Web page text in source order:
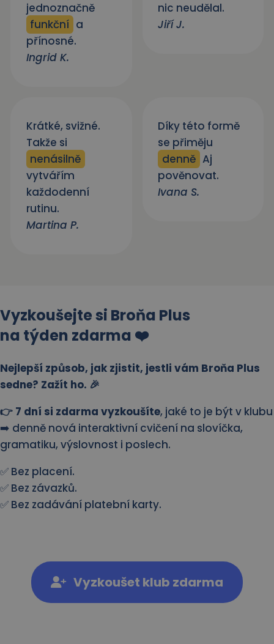
jednoznačně
funkční a
přínosné.
Ingrid K.
nic neudělal.
Jiří J.
Krátké, svižné.
Takže si
nenásilně
vytvářím
každodenní
rutinu.
Martina P.
Díky této formě
se přiměju
denně Aj
pověnovat.
Ivana S.
Vyzkoušejte si Broňa Plus
na týden zdarma ❤️
Nejlepší způsob, jak zjistit, jestli vám Broňa Plus
sedne? Zažít ho. 🎉
👉 7 dní si zdarma vyzkoušíte, jaké to je být v klubu
➡️ denně nová interaktivní cvičení na slovíčka,
gramatiku, výslovnost i poslech.
✅ Bez placení.
✅ Bez závazků.
✅ Bez zadávání platební karty.
Vyzkoušet klub zdarma